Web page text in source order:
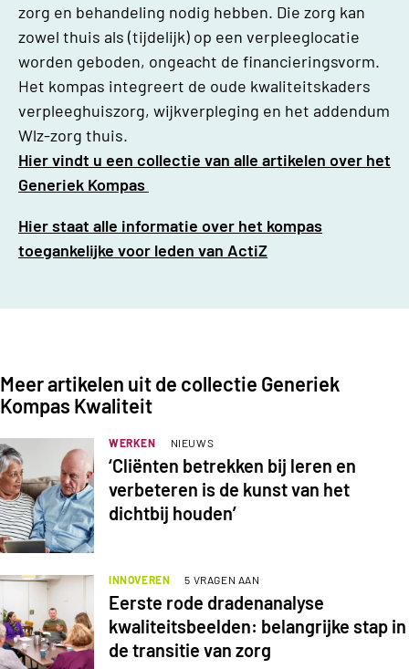
zorg en behandeling nodig hebben. Die zorg kan
zowel thuis als (tijdelijk) op een verpleeglocatie
worden geboden, ongeacht de financieringsvorm.
Het kompas integreert de oude kwaliteitskaders
verpleeghuiszorg, wijkverpleging en het addendum
Wlz-zorg thuis.
Hier vindt u een collectie van alle artikelen over het
Generiek Kompas
Hier staat alle informatie over het kompas
toegankelijke voor leden van ActiZ
Meer artikelen uit de collectie Generiek
Kompas Kwaliteit
WERKEN NIEUWS
‘Cliënten betrekken bij leren en
verbeteren is de kunst van het
dichtbij houden’
INNOVEREN 5 VRAGEN AAN
Eerste rode dradenanalyse
kwaliteitsbeelden: belangrijke stap in
de transitie van zorg